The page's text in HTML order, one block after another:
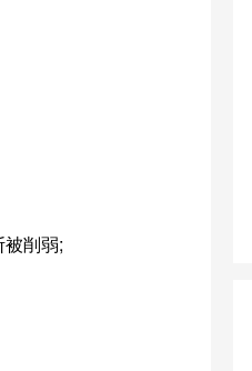
削弱;